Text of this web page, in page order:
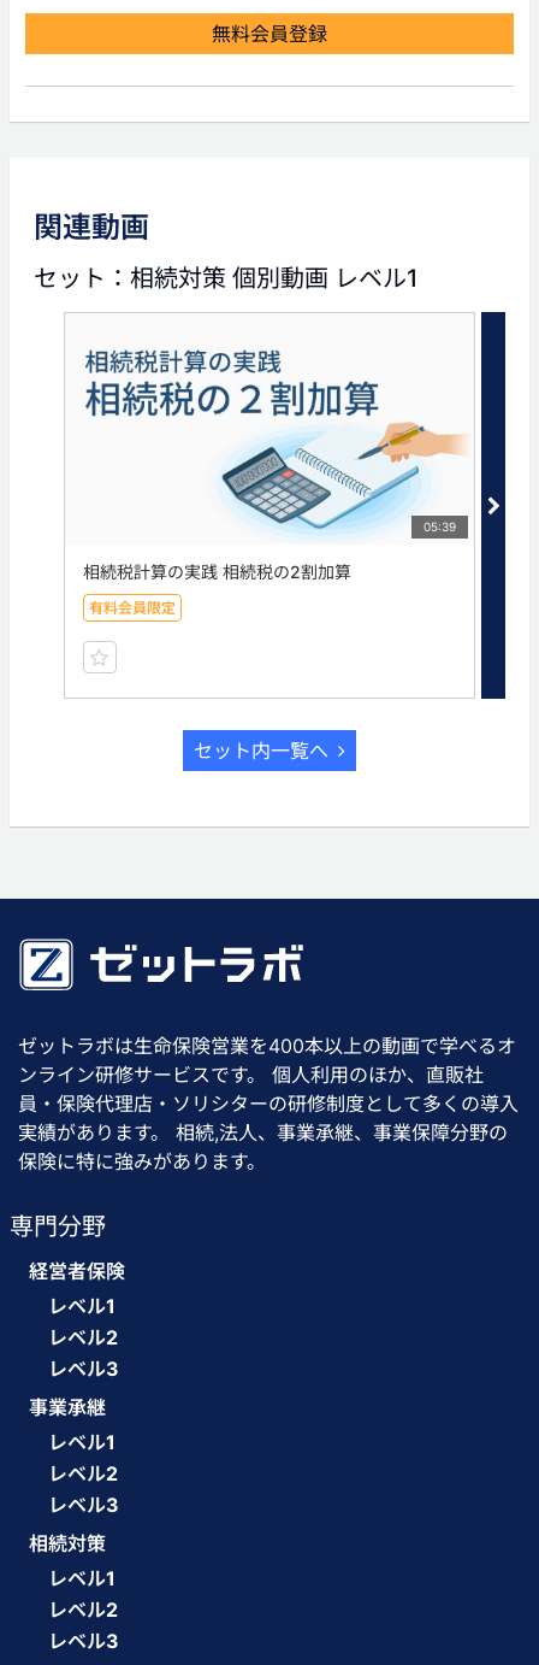
無料会員登録
前の動画
相続時の不動産の評価～自
相続税
関連動画
セット：相続対策 個別動画 レベル1
05:39
相続税計算の実践 相続税の2割加算
有料会員限定
セット内一覧へ
ゼットラボは生命保険営業を400本以上の動画で学べるオ
ンライン研修サービスです。 個人利用のほか、直販社
員・保険代理店・ソリシターの研修制度として多くの導入
実績があります。 相続,法人、事業承継、事業保障分野の
保険に特に強みがあります。
専門分野
経営者保険
レベル1
レベル2
レベル3
事業承継
レベル1
レベル2
レベル3
相続対策
レベル1
レベル2
レベル3